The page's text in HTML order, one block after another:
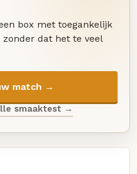
box met toegankelijk
dat het te veel
match →
smaaktest →